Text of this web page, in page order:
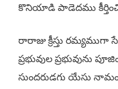
కొనియాడి పాడెదము
రారాజు క్రీస్తు రమ్యముగా
ప్రభువుల ప్రభువును
సుందరుడగు యేసు